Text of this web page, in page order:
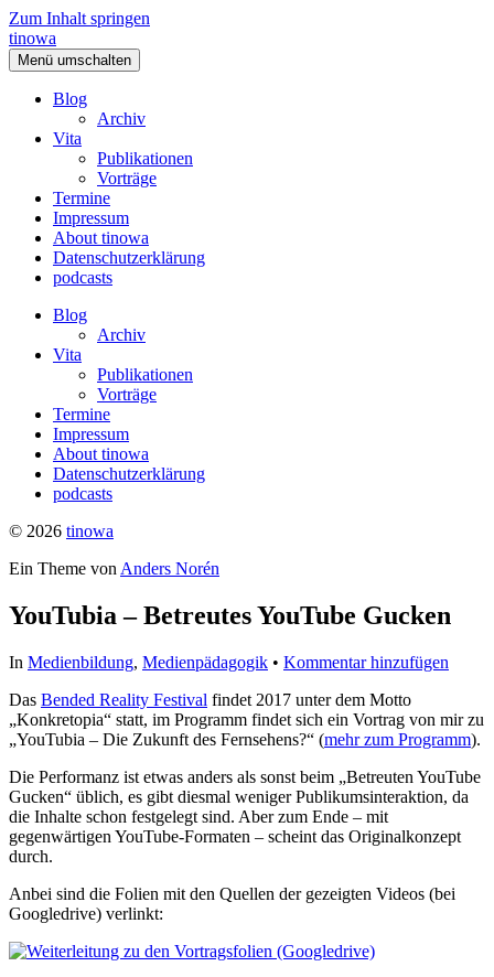
Zum Inhalt springen
tinowa
Menü umschalten
Blog
Archiv
Vita
Publikationen
Vorträge
Termine
Impressum
About tinowa
Datenschutzerklärung
podcasts
Blog
Archiv
Vita
Publikationen
Vorträge
Termine
Impressum
About tinowa
Datenschutzerklärung
podcasts
© 2026 tinowa
Ein Theme von Anders Norén
YouTubia – Betreutes YouTube Gucken
In Medienbildung, Medienpädagogik • Kommentar hinzufügen
Das Bended Reality Festival findet 2017 unter dem Motto
„Konkretopia“ statt, im Programm findet sich ein Vortrag von mir zu
„YouTubia – Die Zukunft des Fernsehens?“ (mehr zum Programm).
Die Performanz ist etwas anders als sonst beim „Betreuten YouTube
Gucken“ üblich, es gibt diesmal weniger Publikumsinteraktion, da
die Inhalte schon festgelegt sind. Aber zum Ende – mit
gegenwärtigen YouTube-Formaten – scheint das Originalkonzept
durch.
Anbei sind die Folien mit den Quellen der gezeigten Videos (bei
Googledrive) verlinkt: